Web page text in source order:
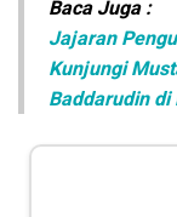
Baca Juga :
Jajaran
Kunjungi
Baddarudin